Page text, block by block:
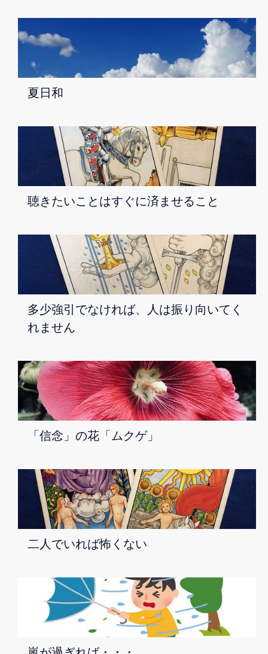
夏日和
聴きたいことはすぐに済ませること
多少強引でなければ、人は振り向いてく
れません
「信念」の花「ムクゲ」
二人でいれば怖くない